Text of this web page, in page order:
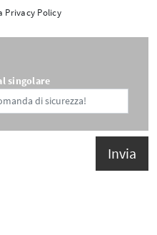
Privacy Policy
singolare
Invia